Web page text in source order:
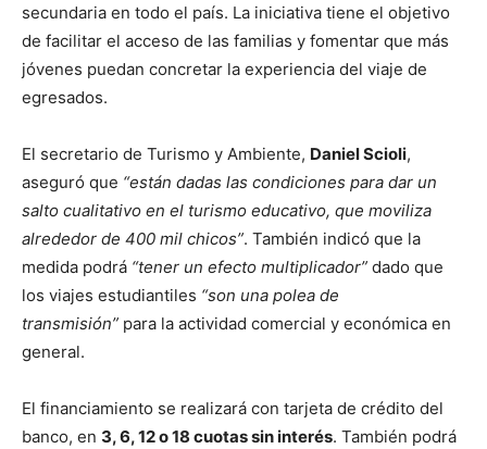
secundaria en todo el país. La iniciativa tiene el objetivo
de facilitar el acceso de las familias y fomentar que más
jóvenes puedan concretar la experiencia del viaje de
egresados.
El secretario de Turismo y Ambiente, Daniel Scioli,
aseguró que “están dadas las condiciones para dar un
salto cualitativo en el turismo educativo, que moviliza
alrededor de 400 mil chicos”. También indicó que la
medida podrá “tener un efecto multiplicador” dado que
los viajes estudiantiles “son una polea de
transmisión” para la actividad comercial y económica en
general.
El financiamiento se realizará con tarjeta de crédito del
banco, en 3, 6, 12 o 18 cuotas sin interés. También podrá